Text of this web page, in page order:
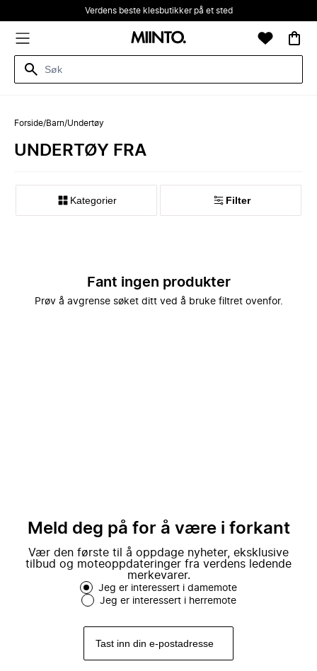
Verdens beste klesbutikker på et sted
Forside/Barn/Undertøy
UNDERTØY FRA
Kategorier Filter
Fant ingen produkter
Prøv å avgrense søket ditt ved å bruke filtret ovenfor.
Meld deg på for å være i forkant
Vær den første til å oppdage nyheter, eksklusive
tilbud og moteoppdateringer fra verdens ledende
merkevarer.
Jeg er interessert i damemote
Jeg er interessert i herremote